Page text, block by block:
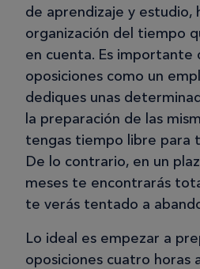
de aprendizaje y estudio,
organización del tiempo
en cuenta. Es importante
oposiciones como un
dediques unas
la preparación de las
tengas tiempo libre para
De lo contrario, en un
meses te encontrarás
te verás tentado a
Lo ideal es empezar a
oposiciones cuatro horas